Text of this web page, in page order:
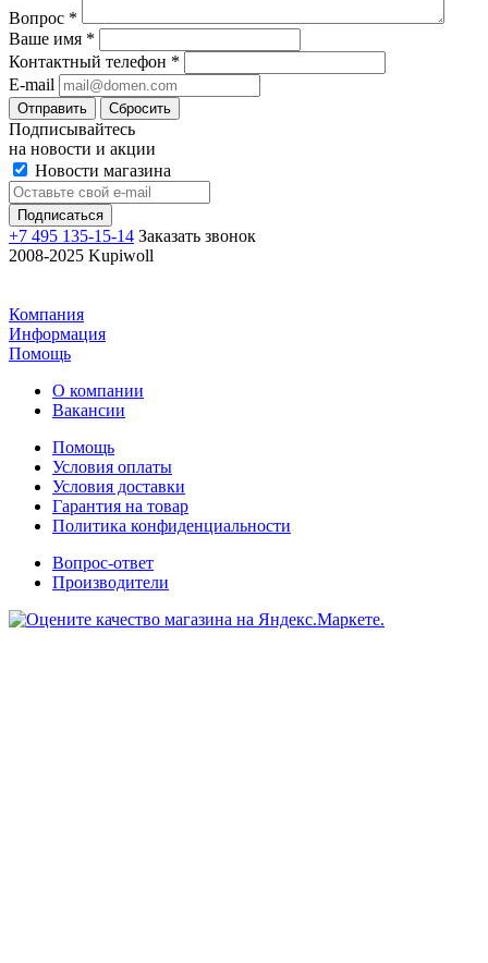
Вопрос *
Ваше имя *
Контактный телефон *
E-mail
Отправить Сбросить
Подписывайтесь
на новости и акции
Новости магазина
+7 495 135-15-14 Заказать звонок
2008-2025 Kupiwoll
Компания
Информация
Помощь
О компании
Вакансии
Помощь
Условия оплаты
Условия доставки
Гарантия на товар
Политика конфиденциальности
Вопрос-ответ
Производители